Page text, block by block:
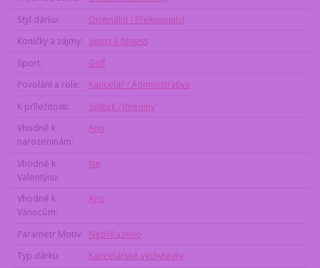
Styl dárku
Originální / Překvapující
Koníčky a zájmy
Sport a fitness
Sport
Golf
Povolání a role
Kancelář / Administrativa
K příležitosti
Svátek / Jmeniny
Vhodné k
narozeninám
Ano
Vhodné k
Valentýnu
Ne
Vhodné k
Vánocům
Ano
Parametr Motiv
Nepřiřazeno
Typ dárku
Kancelářské vychytávky